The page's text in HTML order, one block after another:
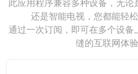
还是智能电视，您都能轻松
通过一次订阅，即可在多个设
缝的互联网体验